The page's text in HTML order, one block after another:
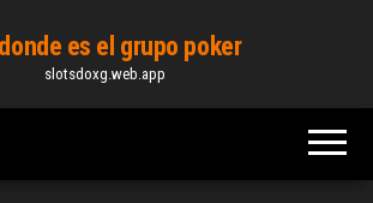
es el grupo poker
slotsdoxg.web.app